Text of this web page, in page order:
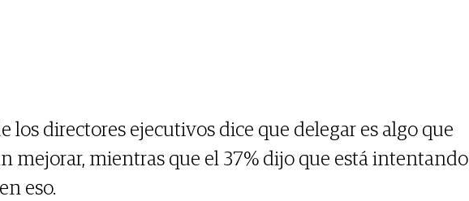
los directores ejecutivos dice que delegar es algo que
mejorar, mientras que el 37% dijo que está intentando
eso.